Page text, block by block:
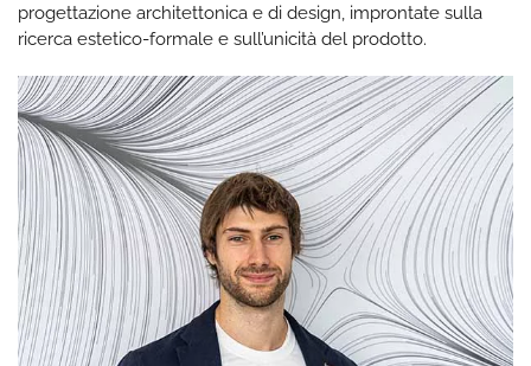
progettazione architettonica e di design, improntate sulla
ricerca estetico-formale e sull’unicità del prodotto.